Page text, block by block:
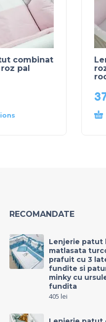
combinat
pal
RECOMANDATE
Lenjerie patut
matlasata
prafuit cu 3
fundite si
minky cu
fundita
405 lei